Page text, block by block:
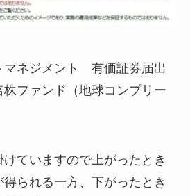
マネジメント 有価証券届出
ファンド（地球コンプリー
ていますので上がったとき
られる一方、下がったとき